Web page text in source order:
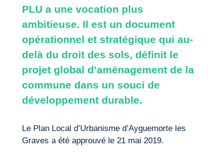
PLU a une vocation plus
ambitieuse. Il est un document
opérationnel et stratégique qui au-
delà du droit des sols, définit le
projet global d’aménagement de la
commune dans un souci de
développement durable.
Le Plan Local d’Urbanisme d’Ayguemorte les
Graves a été approuvé le 21 mai 2019.